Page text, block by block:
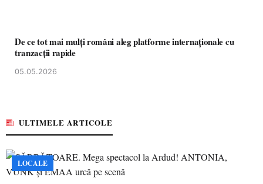
De ce tot mai mulți români aleg platforme internaționale cu
tranzacții rapide
05.05.2026
ULTIMELE ARTICOLE
LOCALE